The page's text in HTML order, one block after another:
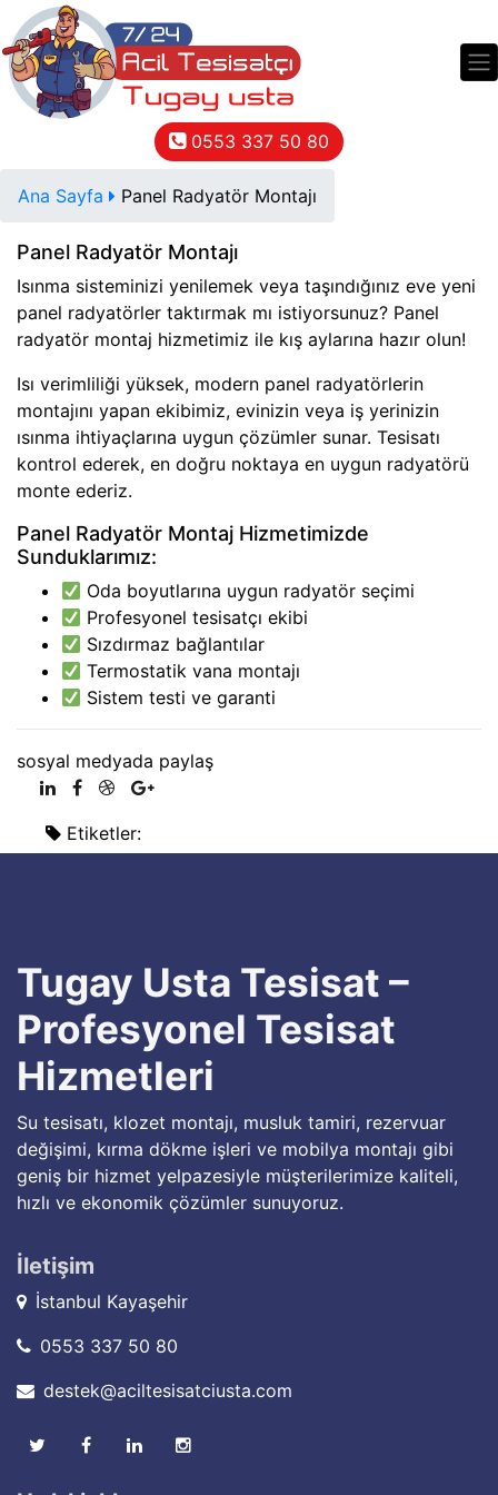
0553 337 50 80
Ana Sayfa Panel Radyatör Montajı
Panel Radyatör Montajı
Isınma sisteminizi yenilemek veya taşındığınız eve yeni
panel radyatörler taktırmak mı istiyorsunuz? Panel
radyatör montaj hizmetimiz ile kış aylarına hazır olun!
Isı verimliliği yüksek, modern panel radyatörlerin
montajını yapan ekibimiz, evinizin veya iş yerinizin
ısınma ihtiyaçlarına uygun çözümler sunar. Tesisatı
kontrol ederek, en doğru noktaya en uygun radyatörü
monte ederiz.
Panel Radyatör Montaj Hizmetimizde
Sunduklarımız:
Oda boyutlarına uygun radyatör seçimi
Profesyonel tesisatçı ekibi
Sızdırmaz bağlantılar
Termostatik vana montajı
Sistem testi ve garanti
sosyal medyada paylaş
Etiketler:
Tugay Usta Tesisat –
Profesyonel Tesisat
Hizmetleri
Su tesisatı, klozet montajı, musluk tamiri, rezervuar
değişimi, kırma dökme işleri ve mobilya montajı gibi
geniş bir hizmet yelpazesiyle müşterilerimize kaliteli,
hızlı ve ekonomik çözümler sunuyoruz.
İletişim
İstanbul Kayaşehir
0553 337 50 80
destek@aciltesisatciusta.com